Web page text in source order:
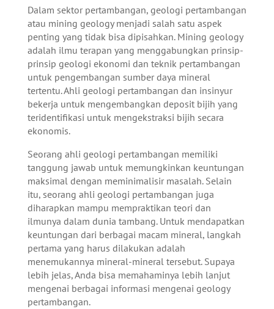
Dalam sektor pertambangan, geologi pertambangan
atau mining geology menjadi salah satu aspek
penting yang tidak bisa dipisahkan. Mining geology
adalah ilmu terapan yang menggabungkan prinsip-
prinsip geologi ekonomi dan teknik pertambangan
untuk pengembangan sumber daya mineral
tertentu. Ahli geologi pertambangan dan insinyur
bekerja untuk mengembangkan deposit bijih yang
teridentifikasi untuk mengekstraksi bijih secara
ekonomis.
Seorang ahli geologi pertambangan memiliki
tanggung jawab untuk memungkinkan keuntungan
maksimal dengan meminimalisir masalah. Selain
itu, seorang ahli geologi pertambangan juga
diharapkan mampu mempraktikan teori dan
ilmunya dalam dunia tambang. Untuk mendapatkan
keuntungan dari berbagai macam mineral, langkah
pertama yang harus dilakukan adalah
menemukannya mineral-mineral tersebut. Supaya
lebih jelas, Anda bisa memahaminya lebih lanjut
mengenai berbagai informasi mengenai geology
pertambangan.